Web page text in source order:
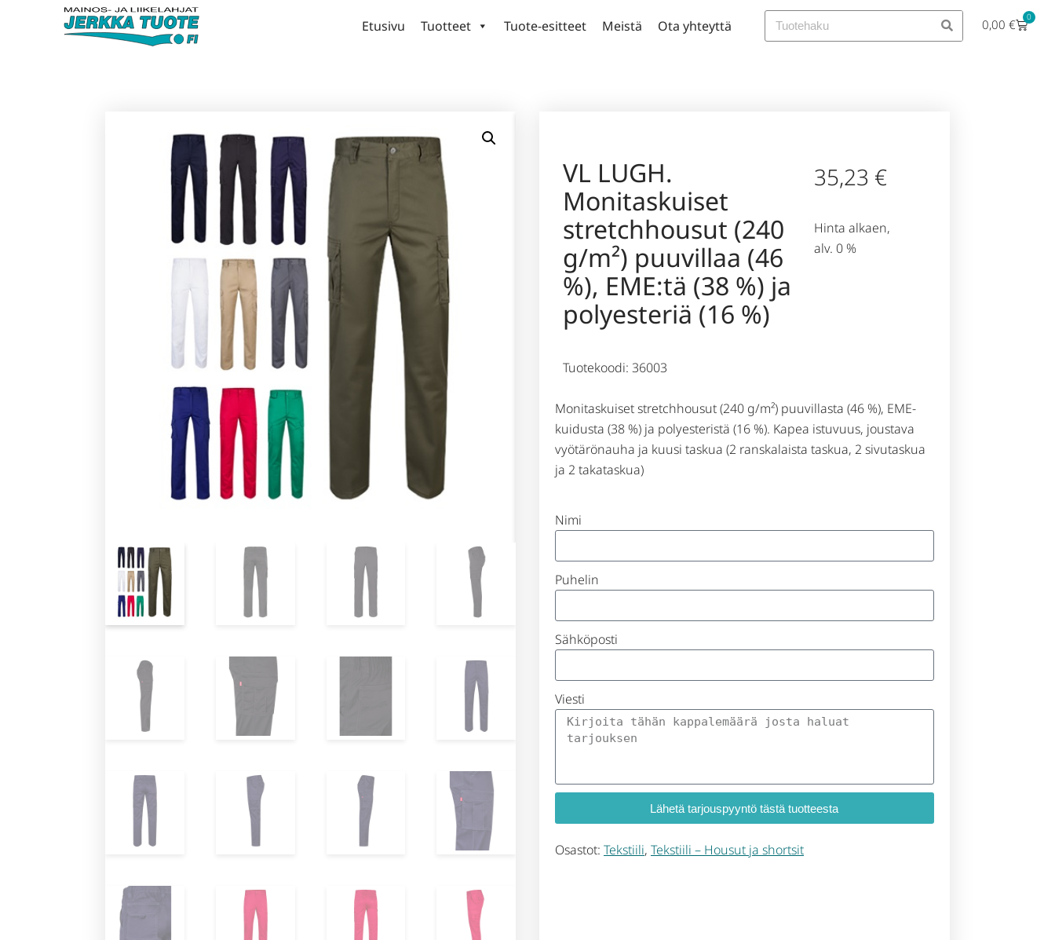
Etusivu Tuotteet Tuote-esitteet Meistä Ota yhteyttä 0,00€ 0
VL LUGH.
Monitaskuiset
stretchhousut (240
g/m²) puuvillaa (46
%), EME:tä (38 %) ja
polyesteriä (16 %)
Tuotekoodi: 36003
35,23 €
Hinta alkaen,
alv. 0 %
Monitaskuiset stretchhousut (240 g/m²) puuvillasta (46 %), EME-
kuidusta (38 %) ja polyesteristä (16 %). Kapea istuvuus, joustava
vyötärönauha ja kuusi taskua (2 ranskalaista taskua, 2 sivutaskua
ja 2 takataskua)
Nimi
Puhelin
Sähköposti
Viesti
Lähetä tarjouspyyntö tästä tuotteesta
Osastot: Tekstiili, Tekstiili – Housut ja shortsit